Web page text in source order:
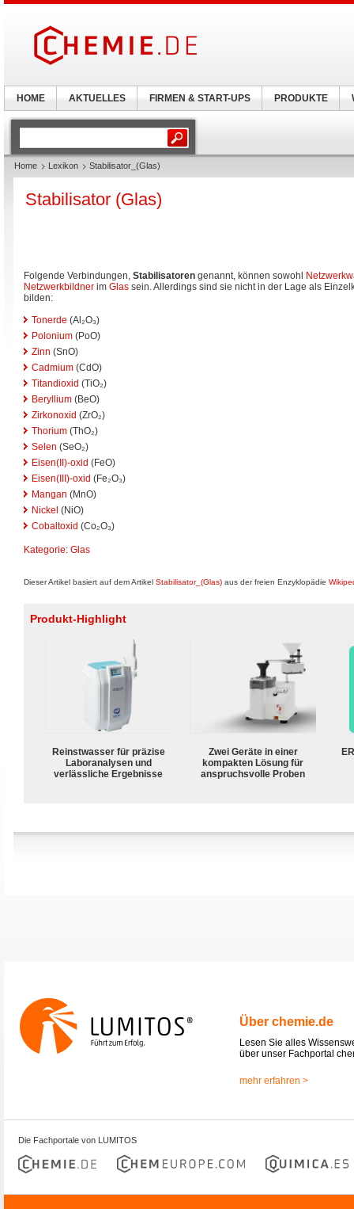
Home Lexikon Stabilisator_(Glas)
Stabilisator (Glas)
Folgende Verbindungen, Stabilisatoren genannt, können sowohl
Netzwerkbildner im Glas sein. Allerdings sind sie nicht in der Lage als
bilden:
Tonerde (Al₂O₃)
Polonium (PoO)
Zinn (SnO)
Cadmium (CdO)
Titandioxid (TiO₂)
Beryllium (BeO)
Zirkonoxid (ZrO₂)
Thorium (ThO₂)
Selen (SeO₂)
Eisen(II)-oxid (FeO)
Eisen(III)-oxid (Fe₂O₃)
Mangan (MnO)
Nickel (NiO)
Cobaltoxid (Co₂O₃)
Kategorie: Glas
Dieser Artikel basiert auf dem Artikel Stabilisator_(Glas) aus der freien Enzyklopädie
Produkt-Highlight
Reinstwasser für präzise
Laboranalysen und
verlässliche Ergebnisse
Zwei Geräte in einer
kompakten Lösung für
anspruchsvolle Proben
Über chemie.de
Lesen Sie alles
über unser Fachportal
mehr erfahren >
Die Fachportale von LUMITOS
HOME AKTUELLES FIRMEN & START-UPS PRODUKTE